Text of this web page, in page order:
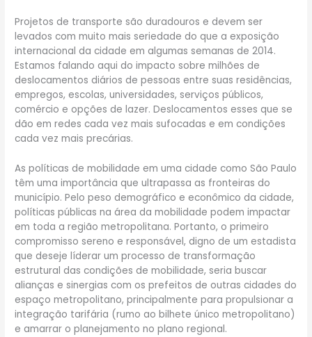
Projetos de transporte são duradouros e devem ser
levados com muito mais seriedade do que a exposição
internacional da cidade em algumas semanas de 2014.
Estamos falando aqui do impacto sobre milhões de
deslocamentos diários de pessoas entre suas residências,
empregos, escolas, universidades, serviços públicos,
comércio e opções de lazer. Deslocamentos esses que se
dão em redes cada vez mais sufocadas e em condições
cada vez mais precárias.
As políticas de mobilidade em uma cidade como São Paulo
têm uma importância que ultrapassa as fronteiras do
município. Pelo peso demográfico e econômico da cidade,
políticas públicas na área da mobilidade podem impactar
em toda a região metropolitana. Portanto, o primeiro
compromisso sereno e responsável, digno de um estadista
que deseje líderar um processo de transformação
estrutural das condições de mobilidade, seria buscar
alianças e sinergias com os prefeitos de outras cidades do
espaço metropolitano, principalmente para propulsionar a
integração tarifária (rumo ao bilhete único metropolitano)
e amarrar o planejamento no plano regional.